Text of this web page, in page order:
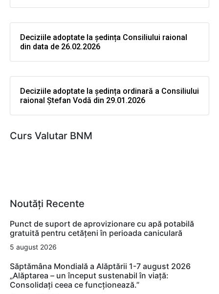
Deciziile adoptate la ședința Consiliului raional
din data de 26.02.2026
Deciziile adoptate la ședința ordinară a Consiliului
raional Ștefan Vodă din 29.01.2026
Curs Valutar BNM
Noutăți Recente
Punct de suport de aprovizionare cu apă potabilă
gratuită pentru cetățeni în perioada caniculară
5 august 2026
Săptămâna Mondială a Alăptării 1-7 august 2026
„Alăptarea – un început sustenabil în viață:
Consolidați ceea ce funcționează.”